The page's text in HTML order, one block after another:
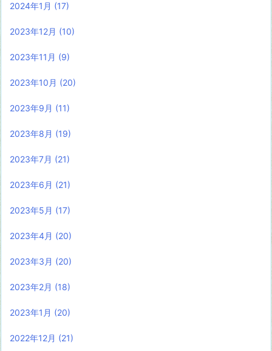
2024年1月 (17)
2023年12月 (10)
2023年11月 (9)
2023年10月 (20)
2023年9月 (11)
2023年8月 (19)
2023年7月 (21)
2023年6月 (21)
2023年5月 (17)
2023年4月 (20)
2023年3月 (20)
2023年2月 (18)
2023年1月 (20)
2022年12月 (21)